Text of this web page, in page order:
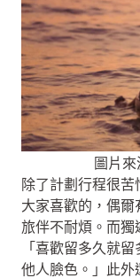
圖片來
除了計劃行程很
大家喜歡的，偶
旅伴不耐煩。而獨
「喜歡留多久就
他人臉色。」此外